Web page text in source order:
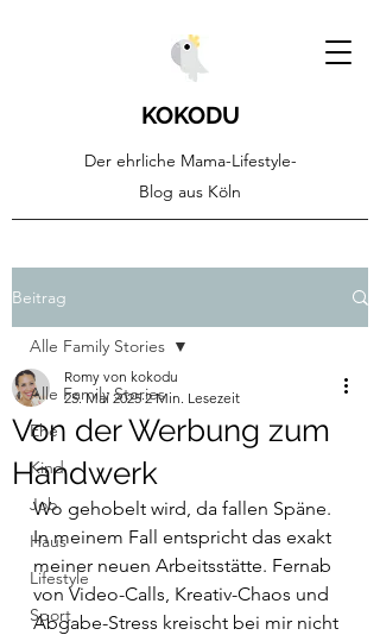
KOKODU
Der ehrliche Mama-Lifestyle-
Blog aus Köln
Beitrag
Alle Family Stories
Ehe
Kind
Job
Haus
Lifestyle
Sport
Alle Family Stories
Von der Werbung zum
Handwerk
Romy von kokodu
25. Mai 2025 2 Min. Lesezeit
Wo gehobelt wird, da fallen Späne.
In meinem Fall entspricht das exakt
meiner neuen Arbeitsstätte. Fernab
von Video-Calls, Kreativ-Chaos und
Abgabe-Stress kreischt bei mir nicht